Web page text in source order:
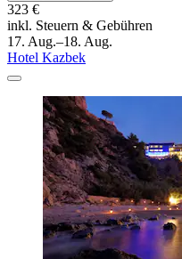
323 €
inkl. Steuern & Gebühren
17. Aug.–18. Aug.
Hotel Kazbek